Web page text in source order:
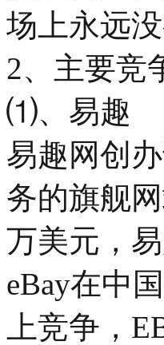
场上永远
2、主要竞
⑴、易趣
易趣网创
务的旗舰
万美元，
eBay在中
上竞争，